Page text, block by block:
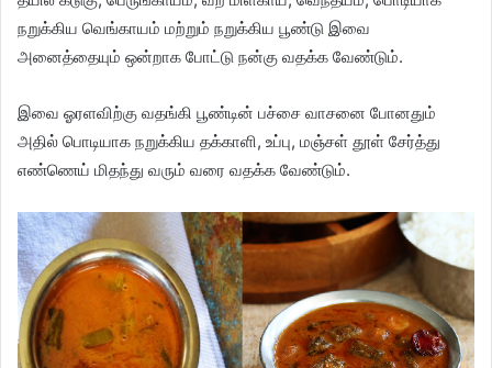
நறுக்கிய வெங்காயம் மற்றும் நறுக்கிய பூண்டு இவை
அனைத்தையும் ஒன்றாக போட்டு நன்கு வதக்க வேண்டும்.
இவை ஓரளவிற்கு வதங்கி பூண்டின் பச்சை வாசனை போனதும்
அதில் பொடியாக நறுக்கிய தக்காளி, உப்பு, மஞ்சள் தூள் சேர்த்து
எண்ணெய் மிதந்து வரும் வரை வதக்க வேண்டும்.